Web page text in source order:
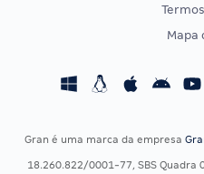
Concursos Fiscais
Mapa
Gran é uma marca da empresa
18.260.822/0001-77, SBS Quadra